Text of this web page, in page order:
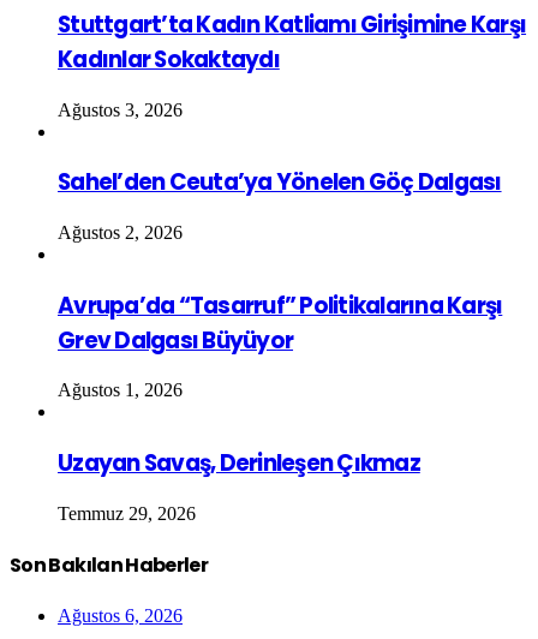
Stuttgart’ta Kadın Katliamı Girişimine Karşı
Kadınlar Sokaktaydı
Ağustos 3, 2026
Sahel’den Ceuta’ya Yönelen Göç Dalgası
Ağustos 2, 2026
Avrupa’da “Tasarruf” Politikalarına Karşı
Grev Dalgası Büyüyor
Ağustos 1, 2026
Uzayan Savaş, Derinleşen Çıkmaz
Temmuz 29, 2026
Son Bakılan Haberler
Ağustos 6, 2026